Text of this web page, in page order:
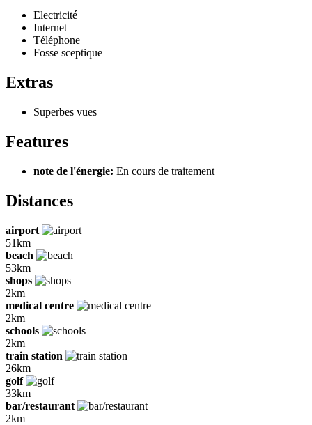
Electricité
Internet
Téléphone
Fosse sceptique
Extras
Superbes vues
Features
note de l'énergie: En cours de traitement
Distances
airport
51km
beach
53km
shops
2km
medical centre
2km
schools
2km
train station
26km
golf
33km
bar/restaurant
2km